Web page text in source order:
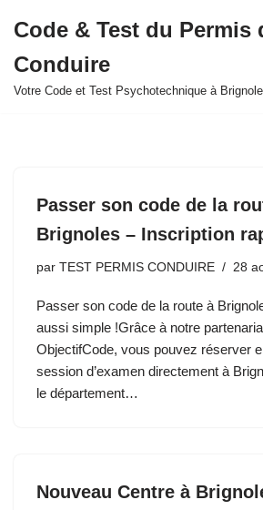
au
contenu
Code & Test du Permis
Conduire
Votre Code et Test Psychotechnique à
Passer son code de la
Brignoles – Inscription
par TEST PERMIS CONDUIRE 28
Passer son code de la route à
aussi simple !Grâce à notre
ObjectifCode, vous pouvez réserver
session d’examen directement à
le département…
Nouveau Centre à